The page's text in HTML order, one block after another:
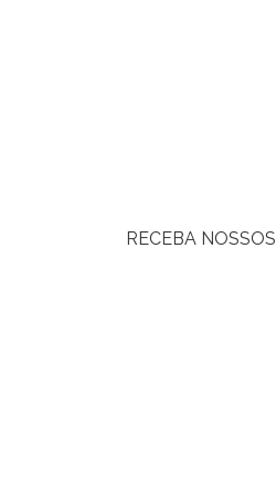
RECEBA NOSSOS